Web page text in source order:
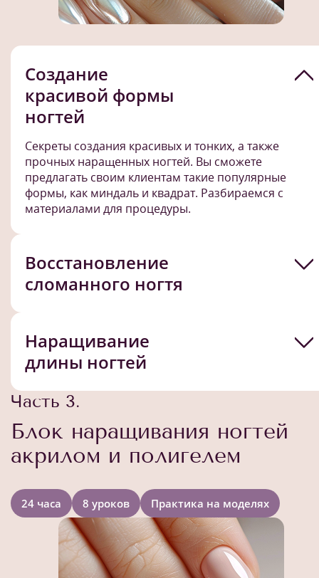
Создание
красивой формы
ногтей
Секреты создания красивых и тонких, а также
прочных наращенных ногтей. Вы сможете
предлагать своим клиентам такие популярные
формы, как миндаль и квадрат. Разбираемся с
материалами для процедуры.
Восстановление
сломанного ногтя
Наращивание
длины ногтей
Часть 3.
Блок наращивания ногтей
акрилом и полигелем
24 часа 8 уроков Практика на моделях